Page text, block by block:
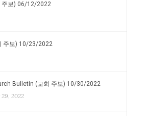
주보) 06/12/2022
주보) 10/23/2022
Bulletin (교회 주보) 10/30/2022
2022